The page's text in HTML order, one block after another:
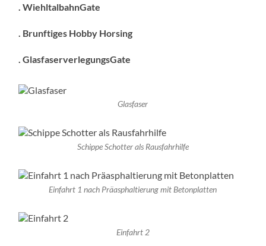
. WiehltalbahnGate
. Brunftiges Hobby Horsing
. GlasfaserverlegungsGate
Glasfaser
Schippe Schotter als Rausfahrhilfe
Einfahrt 1 nach Präasphaltierung mit Betonplatten
Einfahrt 2